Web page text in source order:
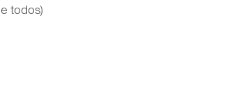
todos)